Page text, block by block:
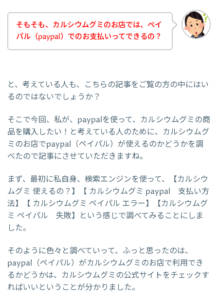
そもそも、カルシウムグミのお店では、ペイ
パル（paypal）でのお支払いってできるの？
と、考えている人も、こちらの記事をご覧の方の中にはい
るのではないでしょうか？
そこで今回、私が、paypalを使って、カルシウムグミの商
品を購入したい！と考えている人のために、カルシウムグ
ミのお店でpaypal（ペイパル）が使えるのかどうかを調
べたので記事にさせていただきますね。
まず、最初に私自身、検索エンジンを使って、【カルシウ
ムグミ 使えるの？】【 カルシウムグミ paypal 支払い方
法】【 カルシウムグミ ペイパル エラー】【カルシウムグ
ミ ペイパル 失敗】という感じで調べてみることにしま
した。
そのように色々と調べていって、ふっと思ったのは、
paypal（ペイパル）がカルシウムグミのお店で利用でき
るかどうかは、カルシウムグミの公式サイトをチェックす
ればいいということが分かりました。